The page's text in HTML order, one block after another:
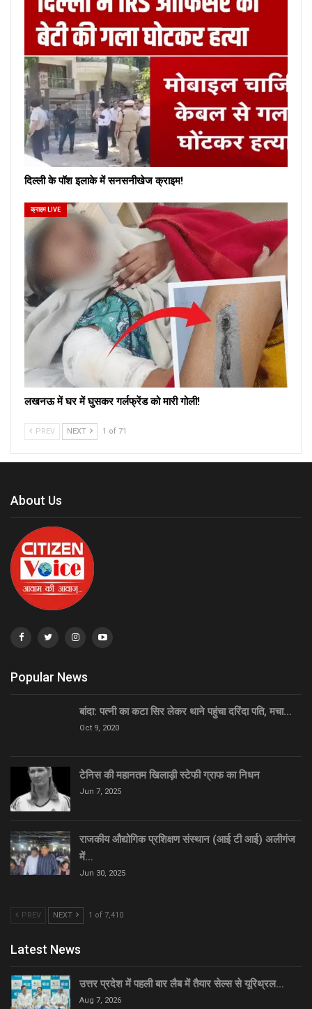
दिल्ली के पॉश इलाके में सनसनीखेज क्राइम!
क्राइम LIVE
लखनऊ में घर में घुसकर गर्लफ्रेंड को मारी गोली!
PREV NEXT 1 of 71
About Us
Popular News
बांदा: पत्नी का कटा सिर लेकर थाने पहुंचा दरिंदा पति, मचा…
Oct 9, 2020
टेनिस की महानतम खिलाड़ी स्टेफी ग्राफ का निधन
Jun 7, 2025
राजकीय औद्योगिक प्रशिक्षण संस्थान (आई टी आई) अलीगंज
में…
Jun 30, 2025
PREV NEXT 1 of 7,410
Latest News
उत्तर प्रदेश में पहली बार लैब में तैयार सेल्स से यूरिथ्रल…
Aug 7, 2026